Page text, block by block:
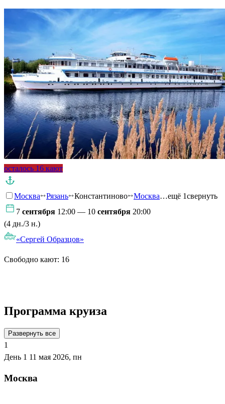
осталось 16 кают
Москва Рязань Константиново Москва…ещё 1свернуть
7 сентября 12:00 — 10 сентября 20:00
(4 дн./3 н.)
«Сергей Образцов»
Свободно кают: 16
Программа круиза
Развернуть все
1
День 1 11 мая 2026, пн
Москва